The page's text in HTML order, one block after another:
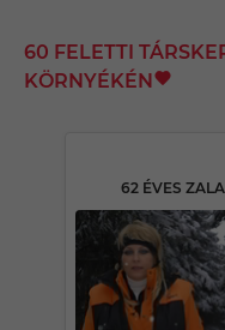
60 FELETTI
KÖRNYÉKÉN
62 ÉVES